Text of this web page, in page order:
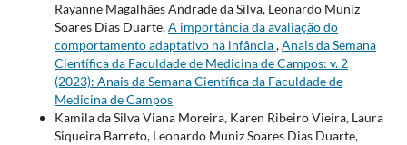
Rayanne Magalhães Andrade da Silva, Leonardo Muniz
Soares Dias Duarte,A importância da avaliação do
comportamento adaptativo na infância,Anais da Semana
Científica da Faculdade de Medicina de Campos: v. 2
(2023): Anais da Semana Científica da Faculdade de
Medicina de Campos
Kamila da Silva Viana Moreira, Karen Ribeiro Vieira, Laura
Siqueira Barreto, Leonardo Muniz Soares Dias Duarte,